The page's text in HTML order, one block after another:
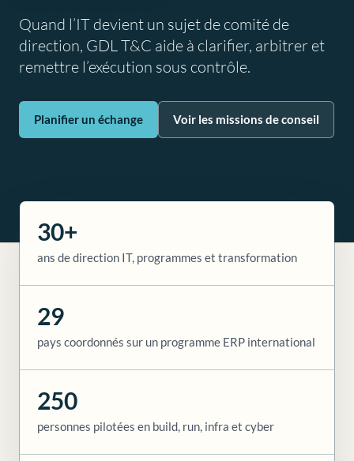
Quand l’IT devient un sujet de comité de
direction, GDL T&C aide à clarifier, arbitrer et
remettre l’exécution sous contrôle.
Planifier un échange Voir les missions de conseil
30+
ans de direction IT, programmes et transformation
29
pays coordonnés sur un programme ERP international
250
personnes pilotées en build, run, infra et cyber